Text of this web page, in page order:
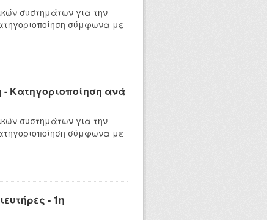
συστημάτων για την
σύμφωνα με
Κατηγοριοποίηση ανά
συστημάτων για την
σύμφωνα με
- 1η